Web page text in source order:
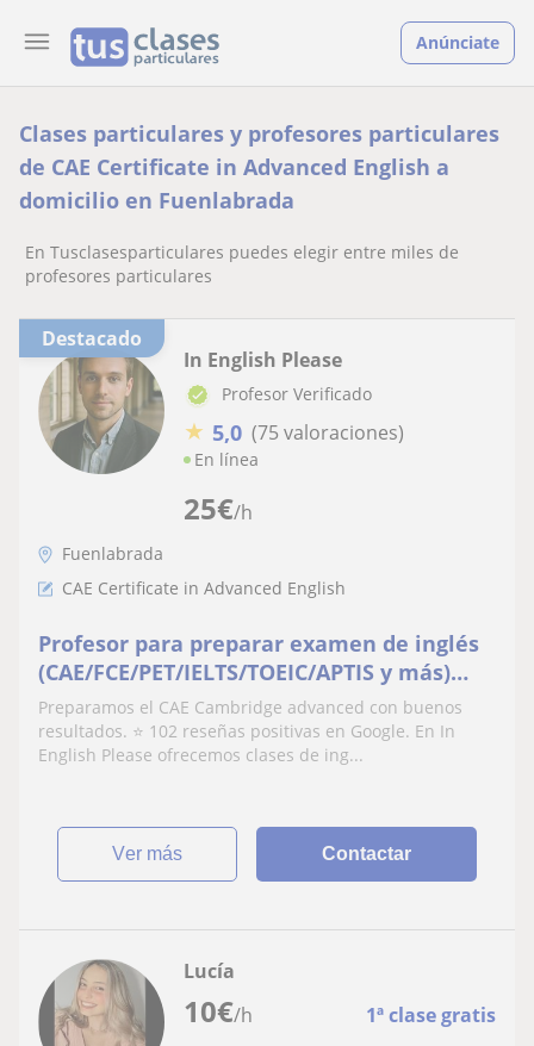
Anúnciate
Clases particulares y profesores particulares
de CAE Certificate in Advanced English a
domicilio en Fuenlabrada
En Tusclasesparticulares puedes elegir entre miles de
profesores particulares
Destacado
25€/h
In English Please
Profesor Verificado
★ 5,0 (75 valoraciones)
En línea
Fuenlabrada
CAE Certificate in Advanced English
Profesor para preparar examen de inglés
(CAE/FCE/PET/IELTS/TOEIC/APTIS y más)
Clases online o a domicilio
Preparamos el CAE Cambridge advanced con buenos
resultados. ⭐ 102 reseñas positivas en Google. En In
English Please ofrecemos clases de ing...
ver más Contactar
10€/h 1ª clase gratis
Lucía